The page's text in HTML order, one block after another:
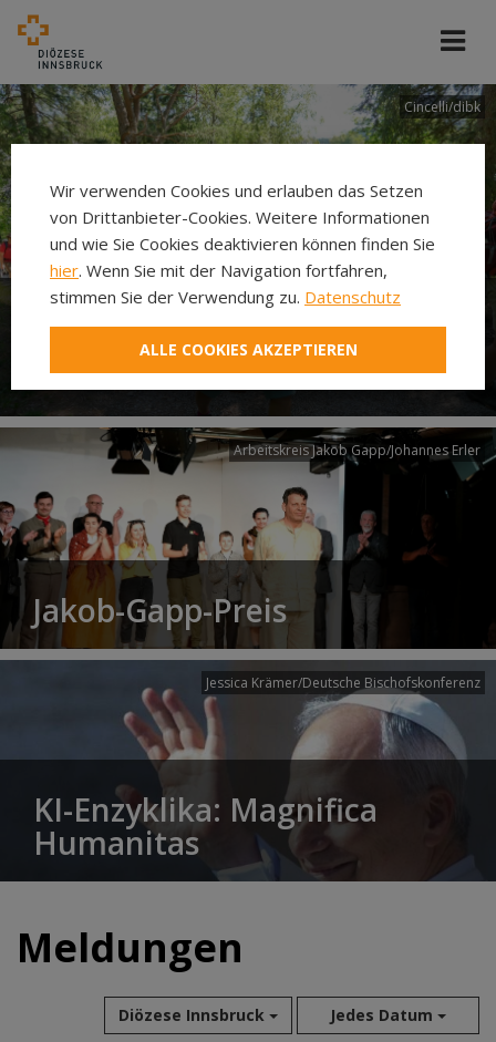
Cincelli/dibk
Neuer Pilgerweg Via
Laudato si’
Arbeitskreis Jakob Gapp/Johannes Erler
Jakob-Gapp-Preis
Jessica Krämer/Deutsche Bischofskonferenz
KI-Enzyklika: Magnifica
Humanitas
Meldungen
Diözese Innsbruck Jedes Datum
Wir verwenden Cookies und erlauben das Setzen
von Drittanbieter-Cookies. Weitere Informationen
und wie Sie Cookies deaktivieren können finden Sie
hier. Wenn Sie mit der Navigation fortfahren,
stimmen Sie der Verwendung zu. Datenschutz
ALLE COOKIES AKZEPTIEREN